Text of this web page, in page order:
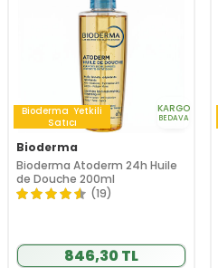
Bioderma Yetkili
Satıcı
KARGO
BEDAVA
Bioderma
Bioderma Atoderm 24h Huile
de Douche 200ml
(19)
846,30 TL